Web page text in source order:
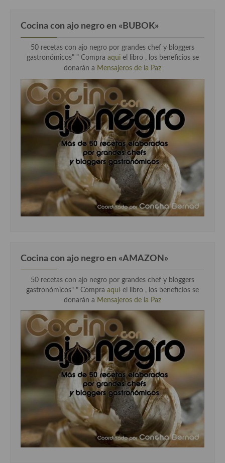
Cocina con ajo negro en «BUBOK»
50 recetas con ajo negro por grandes chef y bloggers
gastronómicos" " Compra aqui el libro , los beneficios se
donarán a Mensajeros de la Paz
Cocina con ajo negro en «AMAZON»
50 recetas con ajo negro por grandes chef y bloggers
gastronómicos" " Compra aquí el libro , los beneficios se
donarán a Mensajeros de la Paz